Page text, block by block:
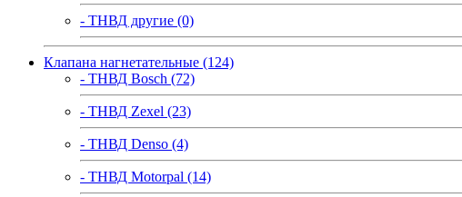
- ТНВД другие (0)
Клапана нагнетательные (124)
- ТНВД Bosch (72)
- ТНВД Zexel (23)
- ТНВД Denso (4)
- ТНВД Motorpal (14)